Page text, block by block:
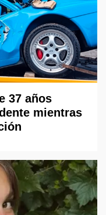
37 años
mientras